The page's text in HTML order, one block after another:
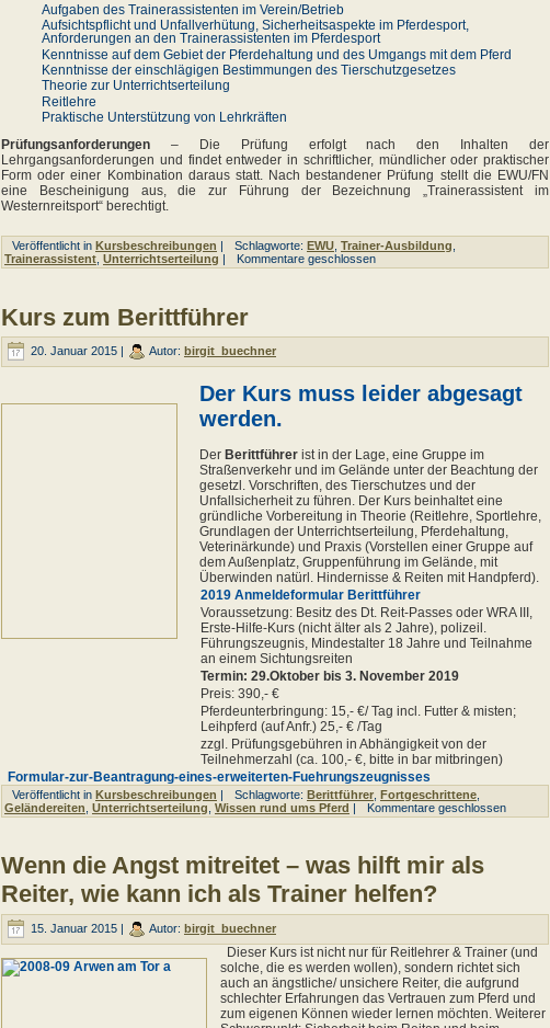
Aufgaben des Trainerassistenten im Verein/Betrieb
Aufsichtspflicht und Unfallverhütung, Sicherheitsaspekte im Pferdesport,
Anforderungen an den Trainerassistenten im Pferdesport
Kenntnisse auf dem Gebiet der Pferdehaltung und des Umgangs mit dem Pferd
Kenntnisse der einschlägigen Bestimmungen des Tierschutzgesetzes
Theorie zur Unterrichtserteilung
Reitlehre
Praktische Unterstützung von Lehrkräften
Prüfungsanforderungen – Die Prüfung erfolgt nach den Inhalten der
Lehrgangsanforderungen und findet entweder in schriftlicher, mündlicher oder praktischer
Form oder einer Kombination daraus statt. Nach bestandener Prüfung stellt die EWU/FN
eine Bescheinigung aus, die zur Führung der Bezeichnung „Trainerassistent im
Westernreitsport“ berechtigt.
Veröffentlicht in Kursbeschreibungen Schlagworte: EWU Trainer-Ausbildung
Trainerassistent Unterrichtserteilung Kommentare geschlossen
Kurs zum Berittführer
20. Januar 2015 | Autor: birgit_buechner
Der Kurs muss leider abgesagt
werden.
Der Berittführer ist in der Lage, eine Gruppe im
Straßenverkehr und im Gelände unter der Beachtung der
gesetzl. Vorschriften, des Tierschutzes und der
Unfallsicherheit zu führen. Der Kurs beinhaltet eine
gründliche Vorbereitung in Theorie (Reitlehre, Sportlehre,
Grundlagen der Unterrichtserteilung, Pferdehaltung,
Veterinärkunde) und Praxis (Vorstellen einer Gruppe auf
dem Außenplatz, Gruppenführung im Gelände, mit
Überwinden natürl. Hindernisse & Reiten mit Handpferd).
2019 Anmeldeformular Berittführer
Voraussetzung: Besitz des Dt. Reit-Passes oder WRA III,
Erste-Hilfe-Kurs (nicht älter als 2 Jahre), polizeil.
Führungszeugnis, Mindestalter 18 Jahre und Teilnahme
an einem Sichtungsreiten
Termin: 29.Oktober bis 3. November 2019
Preis: 390,- €
Pferdeunterbringung: 15,- €/ Tag incl. Futter & misten;
Leihpferd (auf Anfr.) 25,- € /Tag
zzgl. Prüfungsgebühren in Abhängigkeit von der
Teilnehmerzahl (ca. 100,- €, bitte in bar mitbringen)
Formular-zur-Beantragung-eines-erweiterten-Fuehrungszeugnisses
Veröffentlicht in Kursbeschreibungen | Schlagworte: Berittführer Fortgeschrittene
Geländereiten Unterrichtserteilung Wissen rund ums Pferd | Kommentare geschlossen
Wenn die Angst mitreitet – was hilft mir als
Reiter, wie kann ich als Trainer helfen?
15. Januar 2015 | Autor: birgit_buechner
Dieser Kurs ist nicht nur für Reitlehrer & Trainer (und
solche, die es werden wollen), sondern richtet sich
auch an ängstliche/ unsichere Reiter, die aufgrund
schlechter Erfahrungen das Vertrauen zum Pferd und
zum eigenen Können wieder lernen möchten. Weiterer